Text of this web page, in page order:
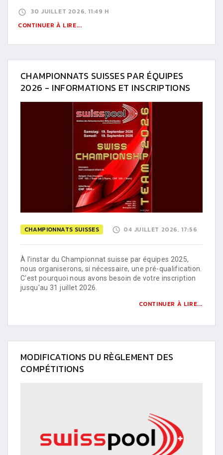
30 JUILLET 2026, 11:49 H
CONTINUER À LIRE...
CHAMPIONNATS SUISSES PAR ÉQUIPES
2026 - INFORMATIONS ET INSCRIPTIONS
CHAMPIONNATS SUISSES 04 JUILLET 2026, 17:56
À l'instar du Championnat suisse par équipes 2025,
nous organiserons, si nécessaire, une pré-qualification.
C'est pourquoi nous avons besoin de votre inscription
jusqu'au 31 juillet 2026.
CONTINUER À LIRE...
MODIFICATIONS DU RÈGLEMENT DES
COMPÉTITIONS